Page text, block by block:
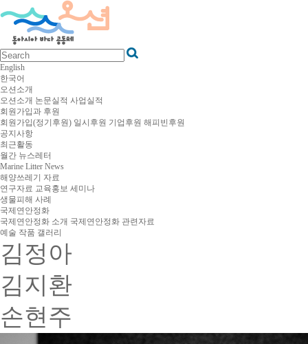
English
한국어
오션소개
오션소개 논문실적 사업실적
회원가입과 후원
회원가입(정기후원) 일시후원 기업후원 해피빈후원
공지사항
최근활동
월간 뉴스레터
Marine Litter News
해양쓰레기 자료
연구자료 교육홍보 세미나
생물피해 사례
국제연안정화
국제연안정화 소개 국제연안정화 관련자료
예술 작품 갤러리
김정아
김지환
손현주